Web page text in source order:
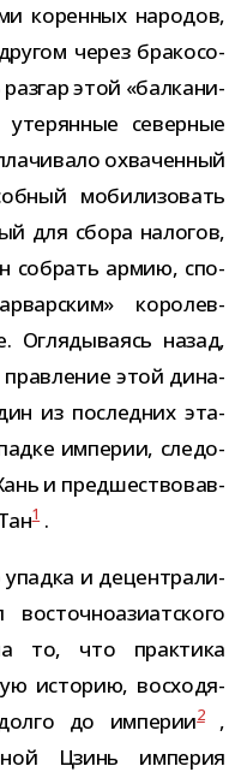
корен­ных наро­дов,
через бра­ко­со­
этой «бал­ка­ни­
север­ные
охва­чен­ный
моби­ли­зо­вать
для сбора нало­гов,
собрать армию, спо­
коро­лев­
Оглядываясь назад,
прав­ле­ние этой дина­
из послед­них эта­
импе­рии, сле­до­
и пред­ше­ство­вав­
1.
упадка и децен­тра­ли­
то, что прак­тика
исто­рию, вос­хо­дя­
до импе­рии2,
Цзинь импе­рия